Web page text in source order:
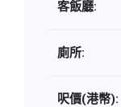
客飯廳:
廁所:
呎價(港幣):